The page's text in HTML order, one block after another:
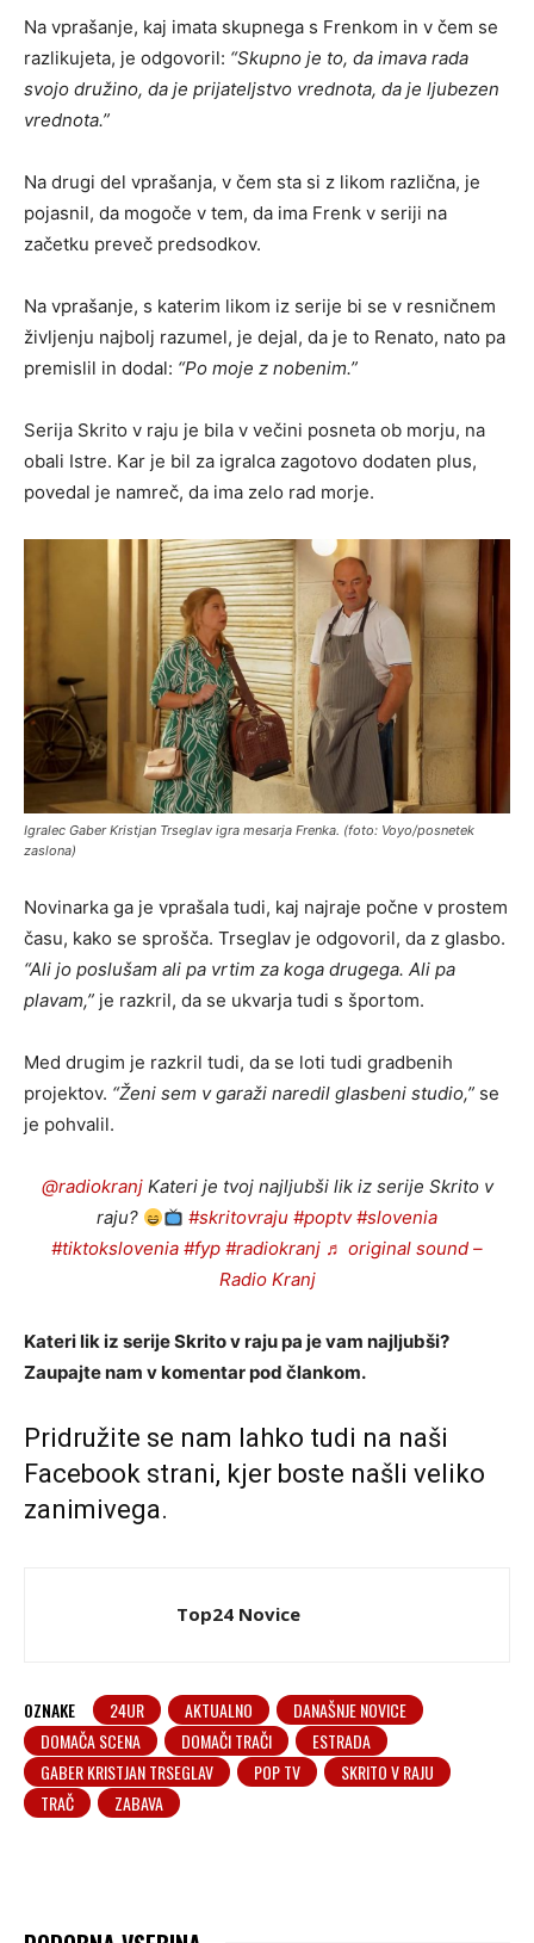
Na vprašanje, kaj imata skupnega s Frenkom in v čem se
razlikujeta, je odgovoril: “Skupno je to, da imava rada
svojo družino, da je prijateljstvo vrednota, da je ljubezen
vrednota.”
Na drugi del vprašanja, v čem sta si z likom različna, je
pojasnil, da mogoče v tem, da ima Frenk v seriji na
začetku preveč predsodkov.
Na vprašanje, s katerim likom iz serije bi se v resničnem
življenju najbolj razumel, je dejal, da je to Renato, nato pa
premislil in dodal: “Po moje z nobenim.”
Serija Skrito v raju je bila v večini posneta ob morju, na
obali Istre. Kar je bil za igralca zagotovo dodaten plus,
povedal je namreč, da ima zelo rad morje.
Igralec Gaber Kristjan Trseglav igra mesarja Frenka. (foto: Voyo/posnetek
zaslona)
Novinarka ga je vprašala tudi, kaj najraje počne v prostem
času, kako se sprošča. Trseglav je odgovoril, da z glasbo.
“Ali jo poslušam ali pa vrtim za koga drugega. Ali pa
plavam,” je razkril, da se ukvarja tudi s športom.
Med drugim je razkril tudi, da se loti tudi gradbenih
projektov. “Ženi sem v garaži naredil glasbeni studio,” se
je pohvalil.
@radiokranjKateri je tvoj najljubši lik iz serije Skrito v
raju?
#skritovraju #poptv #slovenia
#tiktokslovenia #fyp #radiokranj ♬ original sound –
Radio Kranj
Kateri lik iz serije Skrito v raju pa je vam najljubši?
Zaupajte nam v komentar pod člankom.
Pridružite se nam lahko tudi na naši
Facebook strani, kjer boste našli veliko
zanimivega.
Top24 Novice
OZNAKE 24UR AKTUALNO
DANAŠNJE NOVICE
DOMAČA SCENA
DOMAČI TRAČI
ESTRADA
GABER KRISTJAN TRSEGLAV
POP TV
SKRITO V RAJU
TRAČ
ZABAVA